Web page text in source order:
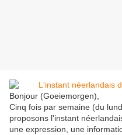
Bonjour (Goeiemorgen),
Cinq fois par semaine (du
proposons l'instant
une expression, une